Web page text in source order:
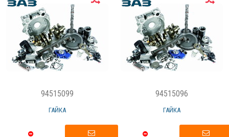
94515099
ГАЙКА
94515096
ГАЙКА